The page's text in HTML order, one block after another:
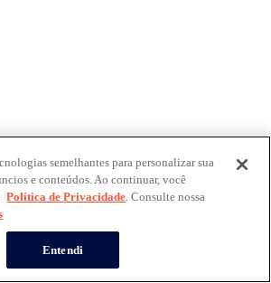
semelhantes para personalizar sua
e conteúdos. Ao continuar, você
Política de Privacidade. Consulte nossa
Entendi